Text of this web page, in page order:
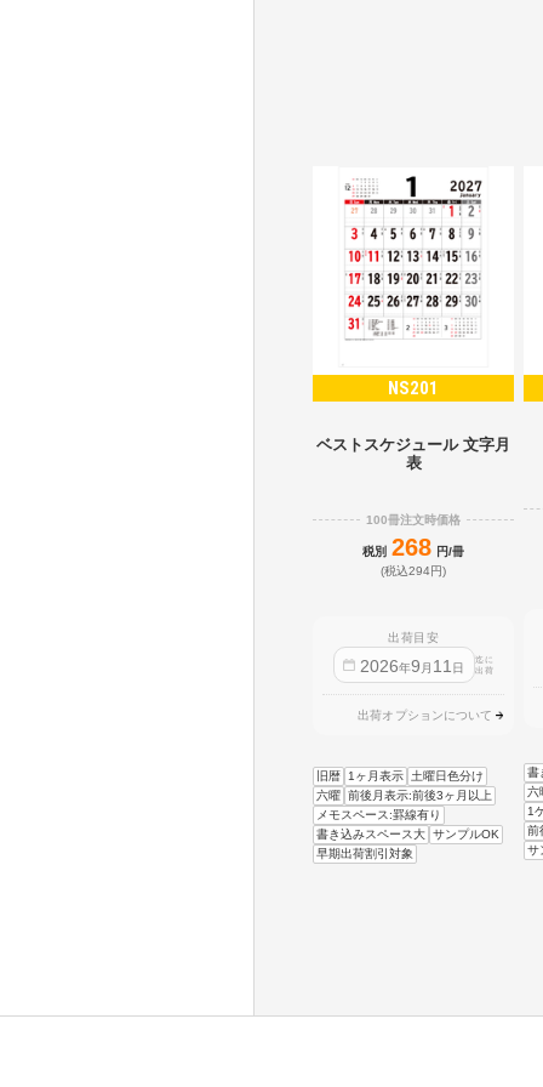
NS201
ベストスケジュール 文字月
表
100冊注文時価格
税別 268 円/冊
(税込294円)
出荷目安
2026年9 月 11 日
迄に
出荷
出荷オプションについて
旧暦 1ヶ月表示
土曜日色分け
六曜 前後月表示:前後3ヶ月以上
メモスペース:罫線有り
書き込みスペース大 サンプルOK
早期出荷割引対象
書
六
1
前
サ